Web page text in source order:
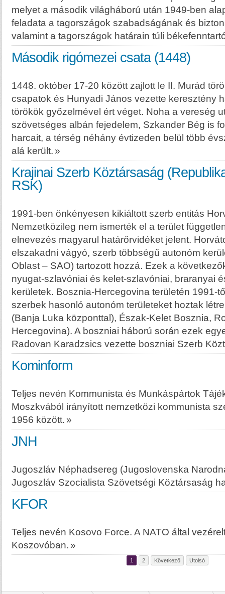
melyet a második világháború után 1949-ben
feladata a tagországok szabadságának és
valamint a tagországok határain túli
Második rigómezei csata (1448)
1448. október 17-20 között zajlott le II. Murád
csapatok és Hunyadi János vezette keresztény
törökök győzelmével ért véget. Noha a vereség
szövetséges albán fejedelem, Szkander Bég is
harcait, a térség néhány évtizeden belül több
alá került. »
Krajinai Szerb Köztársaság
RSK)
1991-ben önkényesen kikiáltott szerb entitás
Nemzetközileg nem ismerték el a terület
elnevezés magyarul határőrvidéket jelent.
elszakadni vágyó, szerb többségű autonóm
Oblast – SAO) tartozott hozzá. Ezek a
nyugat-szlavóniai és kelet-szlavóniai, braranyai
kerületek. Bosznia-Hercegovina területén 1991-
szerbek hasonló autonóm területeket hoztak
(Banja Luka központtal), Észak-Kelet Bosznia,
Hercegovina). A boszniai háború során ezek
Radovan Karadzsics vezette boszniai Szerb
Kominform
Teljes nevén Kommunista és Munkáspártok
Moszkvából irányított nemzetközi kommunista
1956 között. »
JNH
Jugoszláv Néphadsereg (Jugoslovenska
Jugoszláv Szocialista Szövetségi Köztársaság
KFOR
Teljes nevén Kosovo Force. A NATO által
Koszovóban. »
1 2 Következő Utolsó